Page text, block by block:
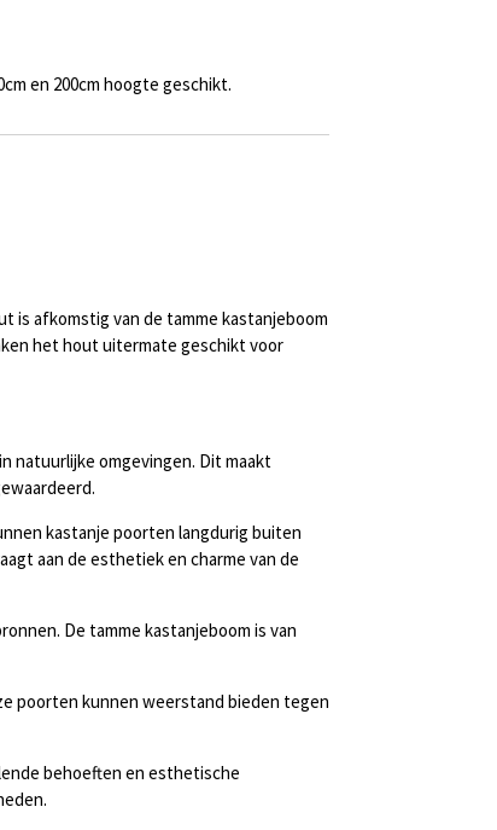
en 200cm hoogte geschikt.
is afkomstig van de tamme kastanjeboom
het hout uitermate geschikt voor
natuurlijke omgevingen. Dit maakt
kastanje poorten langdurig buiten
aan de esthetiek en charme van de
De tamme kastanjeboom is van
poorten kunnen weerstand bieden tegen
behoeften en esthetische